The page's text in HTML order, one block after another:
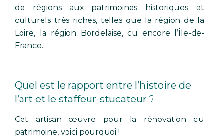
de régions aux patrimoines historiques et
culturels très riches, telles que la région de la
Loire, la région Bordelaise, ou encore l’Île-de-
France.
Quel est le rapport entre l’histoire de
l’art et le staffeur-stucateur ?
Cet artisan œuvre pour la rénovation du
patrimoine, voici pourquoi !